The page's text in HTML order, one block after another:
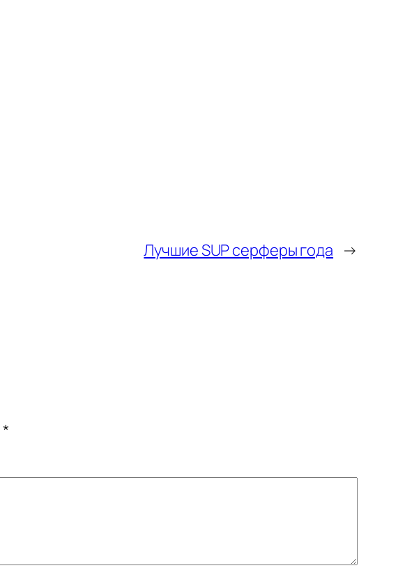
Лучшие SUP серферы года →
*